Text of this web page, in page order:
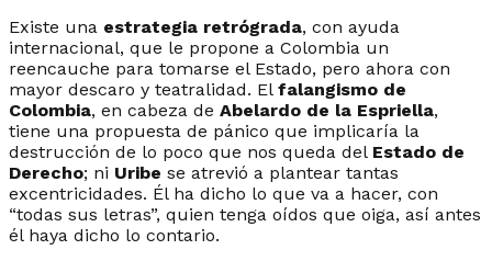
Existe una estrategia retrógrada, con ayuda
internacional, que le propone a Colombia un
reencauche para tomarse el Estado, pero ahora con
mayor descaro y teatralidad. El falangismo de
Colombia, en cabeza de Abelardo de la Espriella,
tiene una propuesta de pánico que implicaría la
destrucción de lo poco que nos queda del Estado de
Derecho; ni Uribe se atrevió a plantear tantas
excentricidades. Él ha dicho lo que va a hacer, con
“todas sus letras”, quien tenga oídos que oiga, así antes
él haya dicho lo contario.